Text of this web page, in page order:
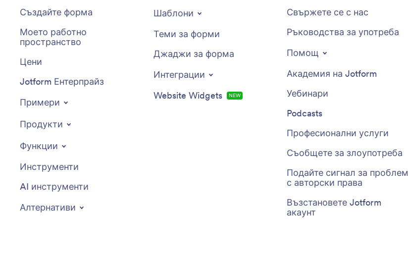
Създайте форма
Моето работно
пространство
Цени
Jotform Ентерпрайз
Примери
Продукти
Функции
Инструменти
AI инструменти
Алтернативи
Шаблони
Теми за форми
Джаджи за форма
Интеграции
Website Widgets
NEW
Свържете се с нас
Ръководства за употреба
Помощ
Академия на Jotform
Уебинари
Podcasts
Професионални услуги
Съобщете за злоупотреба
Подайте сигнал за проблем
с авторски права
Възстановете Jotform
акаунт